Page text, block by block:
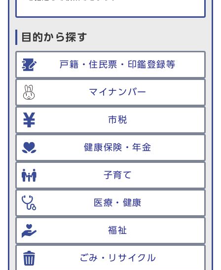
目的から探す
戸籍・住民票・印鑑登録等
マイナンバー
市税
健康保険・年金
子育て
医療・健康
福祉
ごみ・リサイクル